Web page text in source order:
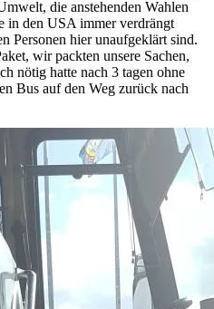
die anstehenden Wahlen
in den USA immer verdrängt
Personen hier unaufgeklärt sind.
wir packten unsere Sachen,
nötig hatte nach 3 tagen ohne
Bus auf den Weg zurück nach